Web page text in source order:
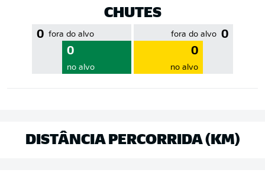
CHUTES
0 fora do alvo
0
no alvo
0
fora do alvo
0
no alvo
DISTÂNCIA PERCORRIDA (KM)